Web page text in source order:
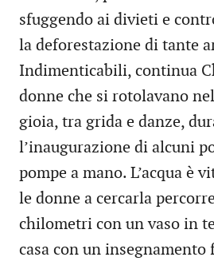
sfuggendo ai divieti e
la deforestazione di tante
Indimenticabili, continua
donne che si rotolavano
gioia, tra grida e danze,
l’inaugurazione di alcuni
pompe a mano. L’acqua è
le donne a cercarla
chilometri con un vaso in
casa con un insegnamento